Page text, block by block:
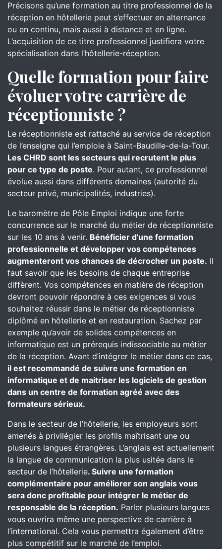
Précisons qu’une formation au titre professionnel de la
réception en hôtellerie peut s’effectuer en alternance
ou en continu, mais aussi à distance et en ligne.
L’acquisition de ce titre professionnel justifiera votre
spécialisation dans l’hôtellerie-réception.
Quelle formation pour faire
évoluer votre carrière de
réceptionniste ?
Le réceptionniste est rattaché au service de réception
de l’enseigne qui l’emploie à Saint-Baudille-de-la-Tour.
Les CHRD sont les secteurs qui recrutent le plus
pour ce type de poste. Pour autant, ce professionnel
évolue aussi dans différents domaines (autorité du
secteur privé, municipalités, industries).
Le baromètre de Pôle Emploi indique une forte
concurrence sur le marché du métier de réceptionniste
sur les 10 ans à venir. Bénéficier d’une formation
professionnelle et développer vos compétences
augmenteront vos chances de décrocher un poste. Il
faut savoir que les besoins de chaque entreprise
diffèrent. Vos compétences en matière de réception
devront pouvoir répondre à ces exigences si vous
souhaitez réussir dans le métier de réceptionniste
diplômé en hôtellerie et en restauration. Sachez par
exemple qu’avoir de solides compétences en
informatique est un prérequis indissociable au métier
de la réception. Avant d’intégrer le métier dans ce cas,
il est recommandé de suivre une formation en
informatique et de maitriser les logiciels de gestion
dans un centre de formation agréé avec des
formateurs sérieux.
Dans le secteur de l’hôtellerie, les employeurs sont
amenés à privilégier les profils maîtrisant une ou
plusieurs langues étrangères. L’anglais est actuellement
la langue de communication la plus usitée dans le
secteur de l’hôtellerie. Suivre une formation
complémentaire pour améliorer son anglais vous
sera donc profitable pour intégrer le métier de
responsable de la réception. Parler plusieurs langues
vous ouvrira même une perspective de carrière à
l’international. Cela vous permettra également d’être
plus compétitif sur le marché de l’emploi.